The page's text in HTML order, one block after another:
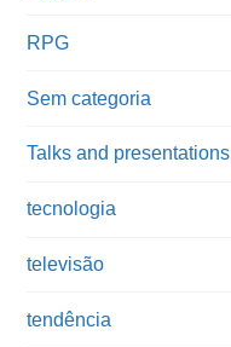
RPG
Sem categoria
Talks and presentations
tecnologia
televisão
tendência